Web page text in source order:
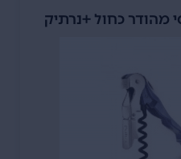
כחול +נרתיק